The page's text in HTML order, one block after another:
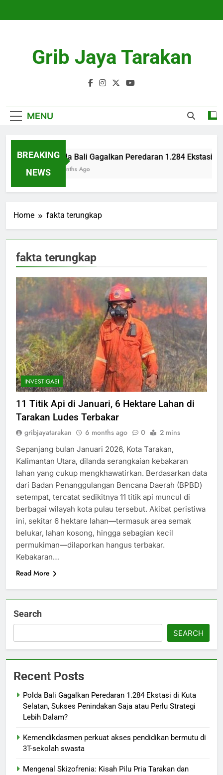
Grib Jaya Tarakan
MENU
BREAKING
NEWS
Polda Bali Gagalkan Peredaran 1.284 Ekstasi
4 Months Ago
Home fakta terungkap
fakta terungkap
INVESTIGASI
11 Titik Api di Januari, 6 Hektare Lahan di
Tarakan Ludes Terbakar
gribjayatarakan 6 months ago 0 2 mins
Sepanjang bulan Januari 2026, Kota Tarakan,
Kalimantan Utara, dilanda serangkaian kebakaran
lahan yang cukup mengkhawatirkan. Berdasarkan data
dari Badan Penanggulangan Bencana Daerah (BPBD)
setempat, tercatat sedikitnya 11 titik api muncul di
berbagai wilayah kota pulau tersebut. Akibat peristiwa
ini, sekitar 6 hektare lahan—termasuk area semak
belukar, lahan kosong, hingga sebagian kecil
permukiman—dilaporkan hangus terbakar.
Kebakaran…
Read More
Search
SEARCH
Recent Posts
Polda Bali Gagalkan Peredaran 1.284 Ekstasi di Kuta
Selatan, Sukses Penindakan Saja atau Perlu Strategi
Lebih Dalam?
Kemendikdasmen perkuat akses pendidikan bermutu di
3T-sekolah swasta
Mengenal Skizofrenia: Kisah Pilu Pria Tarakan dan